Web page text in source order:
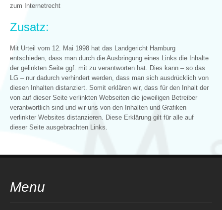
zum Internetrecht
Zusatz:
Mit Urteil vom 12. Mai 1998 hat das Landgericht Hamburg
entschieden, dass man durch die Ausbringung eines Links die Inhalte
der gelinkten Seite ggf. mit zu verantworten hat. Dies kann – so das
LG – nur dadurch verhindert werden, dass man sich ausdrücklich von
diesen Inhalten distanziert. Somit erklären wir, dass für den Inhalt der
von auf dieser Seite verlinkten Webseiten die jeweiligen Betreiber
verantwortlich sind und wir uns von den Inhalten und Grafiken
verlinkter Websites distanzieren. Diese Erklärung gilt für alle auf
dieser Seite ausgebrachten Links.
Menu